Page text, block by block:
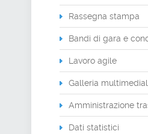
Rassegna stampa
Bandi di gara e
Lavoro agile
Galleria
Amministrazione
Dati statistici